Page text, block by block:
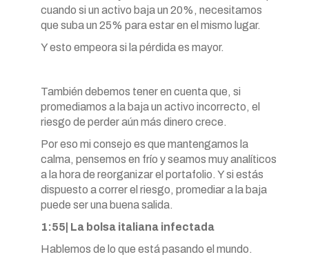
cuando si un activo baja un 20%, necesitamos
que suba un 25% para estar en el mismo lugar.
Y esto empeora si la pérdida es mayor.
También debemos tener en cuenta que, si
promediamos a la baja un activo incorrecto, el
riesgo de perder aún más dinero crece.
Por eso mi consejo es que mantengamos la
calma, pensemos en frío y seamos muy analíticos
a la hora de reorganizar el portafolio. Y si estás
dispuesto a correr el riesgo, promediar a la baja
puede ser una buena salida.
1:55| La bolsa italiana infectada
Hablemos de lo que está pasando el mundo.